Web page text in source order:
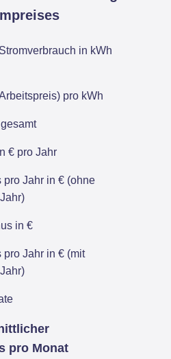
in kWh
pro kWh
€ pro Jahr
pro Jahr in € (ohne
in €
pro Jahr in € (mit
pro Monat